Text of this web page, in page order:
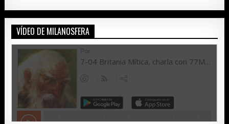
VÍDEO DE MILANOSFERA